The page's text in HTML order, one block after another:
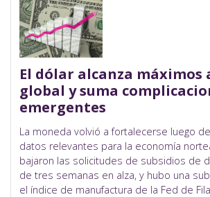
El dólar alcanza máximos
global y suma
emergentes
La moneda volvió a fortalecerse luego
datos relevantes para la economía
bajaron las solicitudes de subsidios de
de tres semanas en alza, y hubo una
el índice de manufactura de la Fed de